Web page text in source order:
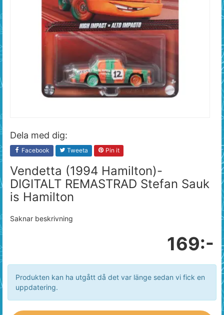
Dela med dig:
Facebook Tweeta Pin it
Vendetta (1994 Hamilton)-
DIGITALT REMASTRAD Stefan Sauk
is Hamilton
Saknar beskrivning
169:-
Produkten kan ha utgått då det var länge sedan vi fick en
uppdatering.